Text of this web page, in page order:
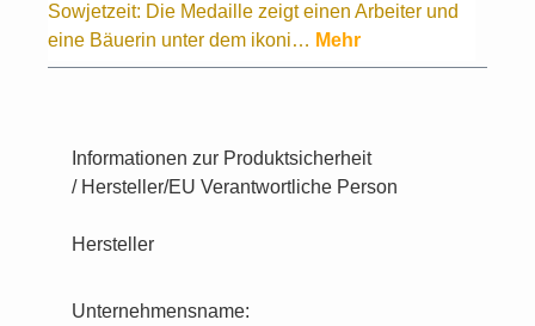
Sowjetzeit: Die Medaille zeigt einen Arbeiter und
eine Bäuerin unter dem ikoni… Mehr
Informationen zur Produktsicherheit
/ Hersteller/EU Verantwortliche Person
Hersteller
Unternehmensname: